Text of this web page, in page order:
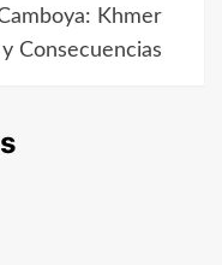
Khmer
Consecuencias